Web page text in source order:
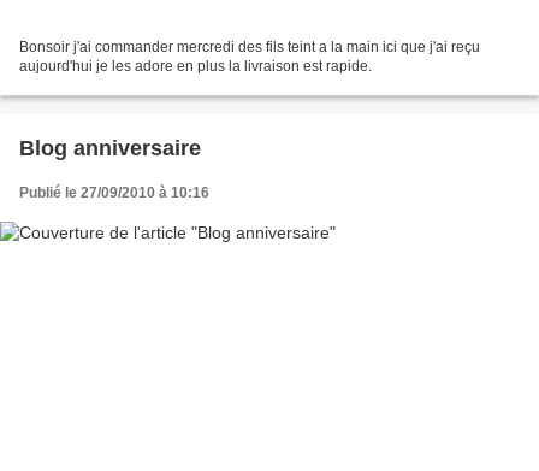
Bonsoir j'ai commander mercredi des fils teint a la main ici que j'ai reçu
aujourd'hui je les adore en plus la livraison est rapide.
Blog anniversaire
Publié le 27/09/2010 à 10:16